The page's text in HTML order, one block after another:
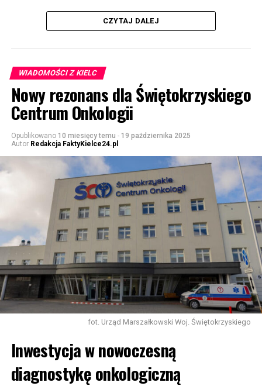
CZYTAJ DALEJ
WIADOMOŚCI Z KIELC
Nowy rezonans dla Świętokrzyskiego
Centrum Onkologii
Opublikowano 10 miesięcy temu - 19 października 2025
Autor Redakcja FaktyKielce24.pl
fot. Urząd Marszałkowski Woj. Świętokrzyskiego
Inwestycja w nowoczesną
diagnostykę onkologiczną